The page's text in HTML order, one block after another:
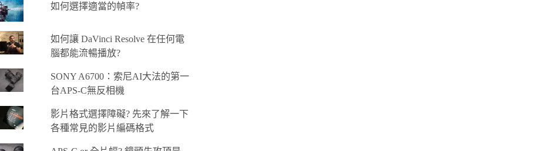
如何選擇適當的幀率?
如何讓 DaVinci Resolve 在任何電
腦都能流暢播放?
SONY A6700：索尼AI大法的第一
台APS-C無反相機
影片格式選擇障礙? 先來了解一下
各種常見的影片編碼格式